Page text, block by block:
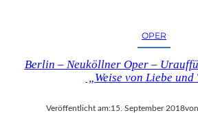
OPER
Berlin – Neuköllner Oper –
„Weise von Liebe und
Veröffentlicht am:15. September 2018von